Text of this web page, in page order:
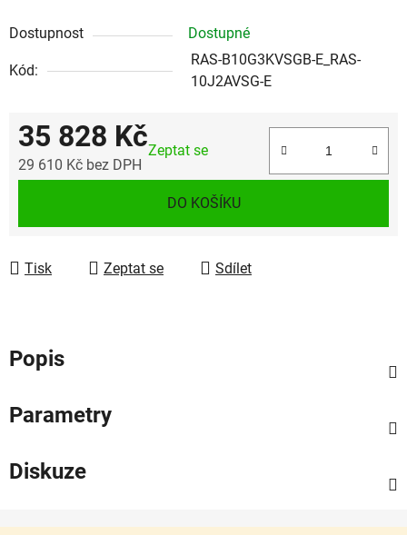
Dostupnost Dostupné
Kód:
RAS-B10G3KVSGB-E_RAS-
10J2AVSG-E
35 828 Kč
29 610 Kč bez DPH
Zeptat se
DO KOŠÍKU
Tisk Zeptat se Sdílet
Popis
Parametry
Diskuze